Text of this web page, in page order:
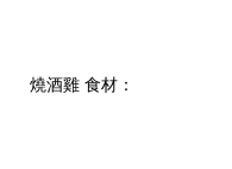
燒酒雞 食材：